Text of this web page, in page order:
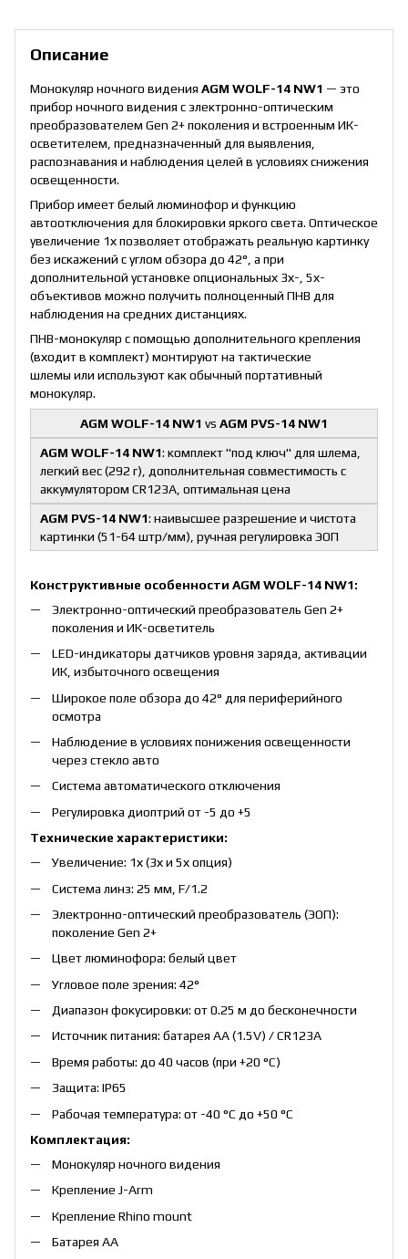
Описание
Монокуляр ночного видения AGM WOLF-14 NW1 — это
прибор ночного видения с электронно-оптическим
преобразователем Gen 2+ поколения и встроенным ИК-
осветителем, предназначенный для выявления,
распознавания и наблюдения целей в условиях снижения
освещенности.
Прибор имеет белый люминофор и функцию
автоотключения для блокировки яркого света. Оптическое
увеличение 1х позволяет отображать реальную картинку
без искажений с углом обзора до 42°, а при
дополнительной установке опциональных 3х-, 5х-
объективов можно получить полноценный ПНВ для
наблюдения на средних дистанциях.
ПНВ-монокуляр с помощью дополнительного крепления
(входит в комплект) монтируют на тактические
шлемы или используют как обычный портативный
монокуляр.
AGM WOLF-14 NW1 vs AGM PVS-14 NW1
AGM WOLF-14 NW1: комплект "под ключ" для шлема,
легкий вес (292 г), дополнительная совместимость с
аккумулятором CR123A, оптимальная цена
AGM PVS-14 NW1: наивысшее разрешение и чистота
картинки (51-64 штр/мм), ручная регулировка ЭОП
Конструктивные особенности AGM WOLF-14 NW1:
Электронно-оптический преобразователь Gen 2+
поколения и ИК-осветитель
LED-индикаторы датчиков уровня заряда, активации
ИК, избыточного освещения
Широкое поле обзора до 42° для периферийного
осмотра
Наблюдение в условиях понижения освещенности
через стекло авто
Система автоматического отключения
Регулировка диоптрий от -5 до +5
Технические характеристики:
Увеличение: 1х (3х и 5х опция)
Система линз: 25 мм, F/1.2
Электронно-оптический преобразователь (ЭОП):
поколение Gen 2+
Цвет люминофора: белый цвет
Угловое поле зрения: 42°
Диапазон фокусировки: от 0.25 м до бесконечности
Источник питания: батарея AA (1.5V) / CR123A
Время работы: до 40 часов (при +20 °C)
Защита: IP65
Рабочая температура: от -40 °C до +50 °C
Комплектация:
Монокуляр ночного видения
Крепление J-Arm
Крепление Rhino mount
Батарея AA